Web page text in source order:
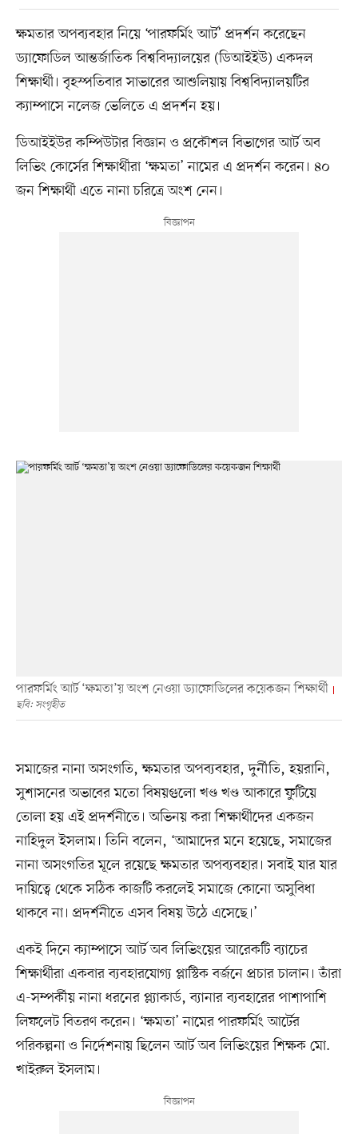
ক্ষমতার অপব্যবহার নিয়ে ‘পারফর্মিং আর্ট’ প্রদর্শন করেছেন
ড্যাফোডিল আন্তর্জাতিক বিশ্ববিদ্যালয়ের (ডিআইইউ) একদল
শিক্ষার্থী। বৃহস্পতিবার সাভারের আশুলিয়ায় বিশ্ববিদ্যালয়টির
ক্যাম্পাসে নলেজ ভেলিতে এ প্রদর্শন হয়।
ডিআইইউর কম্পিউটার বিজ্ঞান ও প্রকৌশল বিভাগের আর্ট অব
লিভিং কোর্সের শিক্ষার্থীরা ‘ক্ষমতা’ নামের এ প্রদর্শন করেন। ৪০
জন শিক্ষার্থী এতে নানা চরিত্রে অংশ নেন।
পারফর্মিং আর্ট ‘ক্ষমতা’য় অংশ নেওয়া ড্যাফোডিলের কয়েকজন শিক্ষার্থী
ছবি: সংগৃহীত
সমাজের নানা অসংগতি, ক্ষমতার অপব্যবহার, দুর্নীতি, হয়রানি,
সুশাসনের অভাবের মতো বিষয়গুলো খণ্ড খণ্ড আকারে ফুটিয়ে
তোলা হয় এই প্রদর্শনীতে। অভিনয় করা শিক্ষার্থীদের একজন
নাহিদুল ইসলাম। তিনি বলেন, ‘আমাদের মনে হয়েছে, সমাজের
নানা অসংগতির মূলে রয়েছে ক্ষমতার অপব্যবহার। সবাই যার যার
দায়িত্বে থেকে সঠিক কাজটি করলেই সমাজে কোনো অসুবিধা
থাকবে না। প্রদর্শনীতে এসব বিষয় উঠে এসেছে।’
একই দিনে ক্যাম্পাসে আর্ট অব লিভিংয়ের আরেকটি ব্যাচের
শিক্ষার্থীরা একবার ব্যবহারযোগ্য প্লাস্টিক বর্জনে প্রচার চালান। তাঁরা
এ-সম্পর্কীয় নানা ধরনের প্ল্যাকার্ড, ব্যানার ব্যবহারের পাশাপাশি
লিফলেট বিতরণ করেন। ‘ক্ষমতা’ নামের পারফর্মিং আর্টের
পরিকল্পনা ও নির্দেশনায় ছিলেন আর্ট অব লিভিংয়ের শিক্ষক মো.
খাইরুল ইসলাম।